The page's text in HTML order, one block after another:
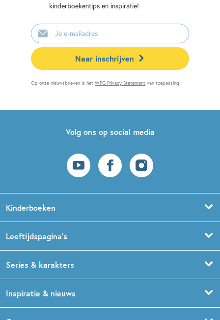
kinderboekentips en inspiratie!
E-
mailadres
Naar inschrijven
Op onze nieuwsbrieven is hetWPG Privacy Statement van toepassing.
Volg ons op social media
Kinderboeken
Prentenboeken
Babyboeken
Leeftijdspagina’s
Boekentips 1,5 - 3 jaar
Series & karakters
Dog Man
Inspiratie & nieuws